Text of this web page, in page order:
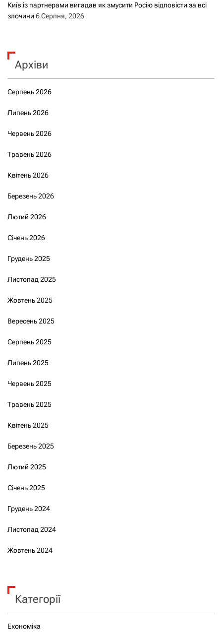
Київ із партнерами вигадав як змусити Росію відповісти за всі
злочини 6 Серпня, 2026
Архіви
Серпень 2026
Липень 2026
Червень 2026
Травень 2026
Квітень 2026
Березень 2026
Лютий 2026
Січень 2026
Грудень 2025
Листопад 2025
Жовтень 2025
Вересень 2025
Серпень 2025
Липень 2025
Червень 2025
Травень 2025
Квітень 2025
Березень 2025
Лютий 2025
Січень 2025
Грудень 2024
Листопад 2024
Жовтень 2024
Категорії
Економіка